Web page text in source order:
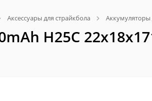
Аксессуары для страйкбола Аккумуляторы
H25C